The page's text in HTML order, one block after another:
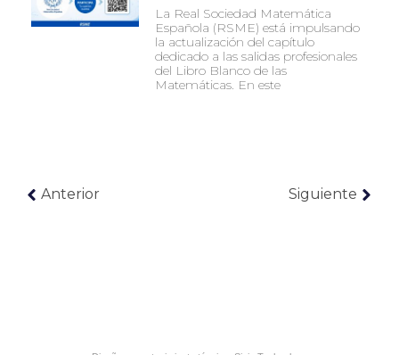
La Real Sociedad Matemática
Española (RSME) está impulsando
la actualización del capítulo
dedicado a las salidas profesionales
del Libro Blanco de las
Matemáticas. En este
Anterior Siguiente